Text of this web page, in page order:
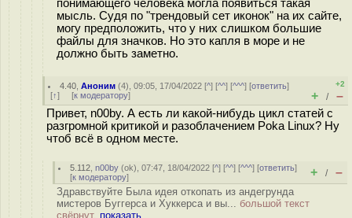
понимающего человека могла появиться такая
мысль. Судя по "трендовый сет иконок" на их сайте,
могу предположить, что у них слишком большие
файлы для значков. Но это капля в море и не
должно быть заметно.
4.40 ,Аноним (4), 09:05, 17/04/2022 [^] [^^] [^^^] [ответить]
[↑] [к модератору]
+2
+ / –
Привет, n00by. А есть ли какой-нибудь цикл статей с
разгромной критикой и разоблачением Poka Linux? Ну
чтоб всё в одном месте.
5.112 ,n00by (ok), 07:47, 18/04/2022 [^] [^^] [^^^] [ответить]
[к модератору] + / –
Здравствуйте Была идея откопать из андегрунда
мистеров Буггерса и Хуккерса и вы... большой текст
свёрнут, показать